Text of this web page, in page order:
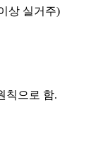
상 실거주)
칙으로 함.